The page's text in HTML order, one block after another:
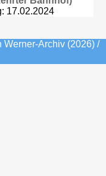
17.02.2024
Werner-Archiv (2026) /